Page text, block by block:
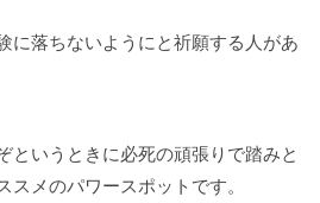
に落ちないようにと祈願する人があ
というときに必死の頑張りで踏みと
スメのパワースポットです。